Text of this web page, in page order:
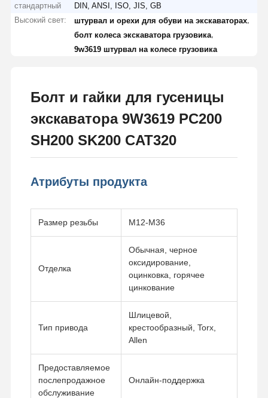
стандартный
DIN, ANSI, ISO, JIS, GB
Высокий свет:
штурвал и орехи для обуви на экскаваторах
болт колеса экскаватора грузовика
9w3619 штурвал на колесе грузовика
Болт и гайки для гусеницы
экскаватора 9W3619 PC200
SH200 SK200 CAT320
Атрибуты продукта
Размер резьбы M12-M36
Отделка
Обычная, черное
оксидирование,
оцинковка, горячее
цинкование
Тип привода
Шлицевой,
крестообразный, Torx,
Allen
Предоставляемое
послепродажное
обслуживание
Онлайн-поддержка